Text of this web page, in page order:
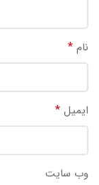
نام *
ایمیل *
وب‌ سایت